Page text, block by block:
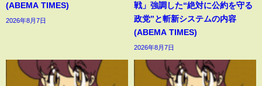
(ABEMA TIMES)
2026年8月7日
戦」強調した“絶対に公約を守る
政党”と斬新システムの内容
(ABEMA TIMES)
2026年8月7日